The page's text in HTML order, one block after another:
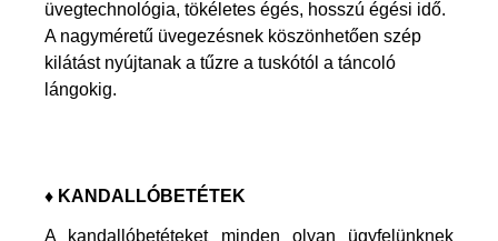
üvegtechnológia, tökéletes égés, hosszú égési idő.
A nagyméretű üvegezésnek köszönhetően szép
kilátást nyújtanak a tűzre a tuskótól a táncoló
lángokig.
♦ KANDALLÓBETÉTEK
A kandallóbetéteket minden olyan ügyfelünknek